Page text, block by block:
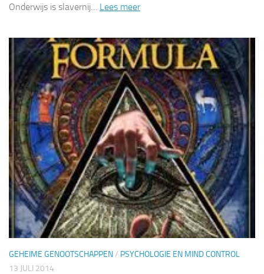
Onderwijs is slavernij… Lees meer
GEHEIME GENOOTSCHAPPEN/ PSYCHOLOGIE EN MIND CONTROL
13 JULI 2014